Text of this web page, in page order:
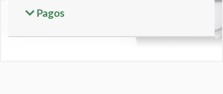
Pagos